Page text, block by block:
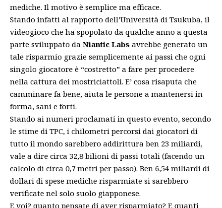
mediche. Il motivo è semplice ma efficace.
Stando infatti al rapporto dell’Università di Tsukuba, il
videogioco che ha spopolato da qualche anno a questa
parte sviluppato da Niantic Labs avrebbe generato un
tale risparmio grazie semplicemente ai passi che ogni
singolo giocatore è “costretto” a fare per procedere
nella cattura dei mostriciattoli. E’ cosa risaputa che
camminare fa bene, aiuta le persone a mantenersi in
forma, sani e forti.
Stando ai numeri proclamati in questo evento, secondo
le stime di TPC, i chilometri percorsi dai giocatori di
tutto il mondo sarebbero addirittura ben 23 miliardi,
vale a dire circa 32,8 bilioni di passi totali (facendo un
calcolo di circa 0,7 metri per passo). Ben 6,54 miliardi di
dollari di spese mediche risparmiate si sarebbero
verificate nel solo suolo giapponese.
E voi? quanto pensate di aver risparmiato? E quanti